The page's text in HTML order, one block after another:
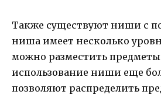
Также существуют ниши с
ниша имеет несколько
можно разместить
использование ниши еще
позволяют распределить